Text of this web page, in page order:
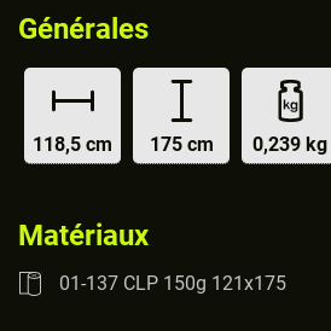
Générales
118,5 cm 175 cm 0,239 kg
Matériaux
01-137 CLP 150g 121x175